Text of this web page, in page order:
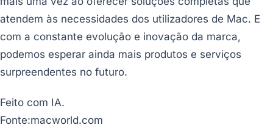
atendem às necessidades dos utilizadores de Mac. E
com a constante evolução e inovação da marca,
podemos esperar ainda mais produtos e serviços
surpreendentes no futuro.
Feito com IA.
Fonte:macworld.com